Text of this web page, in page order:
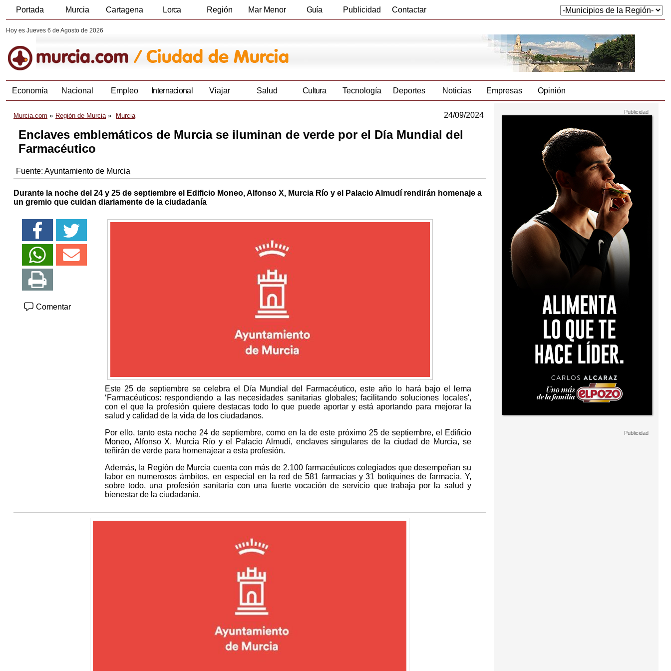
Portada Murcia Cartagena Lorca Región Mar Menor Guía Publicidad Contactar
Hoy es Jueves 6 de Agosto de 2026
Economía Nacional Empleo Internacional Viajar Salud Cultura Tecnología Deportes Noticias Empresas Opinión
Murcia.com Región de Murcia Murcia 24/09/2024
Enclaves emblemáticos de Murcia se iluminan de verde por el Día Mundial del
Farmacéutico
Fuente: Ayuntamiento de Murcia
Durante la noche del 24 y 25 de septiembre el Edificio Moneo, Alfonso X, Murcia Río y el Palacio Almudí rendirán homenaje a
un gremio que cuidan diariamente de la ciudadanía
Comentar
Este 25 de septiembre se celebra el Día Mundial del Farmacéutico, este año lo hará bajo el lema
‘Farmacéuticos: respondiendo a las necesidades sanitarias globales; facilitando soluciones locales',
con el que la profesión quiere destacas todo lo que puede aportar y está aportando para mejorar la
salud y calidad de la vida de los ciudadanos.
Por ello, tanto esta noche 24 de septiembre, como en la de este próximo 25 de septiembre, el Edificio
Moneo, Alfonso X, Murcia Río y el Palacio Almudí, enclaves singulares de la ciudad de Murcia, se
teñirán de verde para homenajear a esta profesión.
Además, la Región de Murcia cuenta con más de 2.100 farmacéuticos colegiados que desempeñan su
labor en numerosos ámbitos, en especial en la red de 581 farmacias y 31 botiquines de farmacia. Y,
sobre todo, una profesión sanitaria con una fuerte vocación de servicio que trabaja por la salud y
bienestar de la ciudadanía.